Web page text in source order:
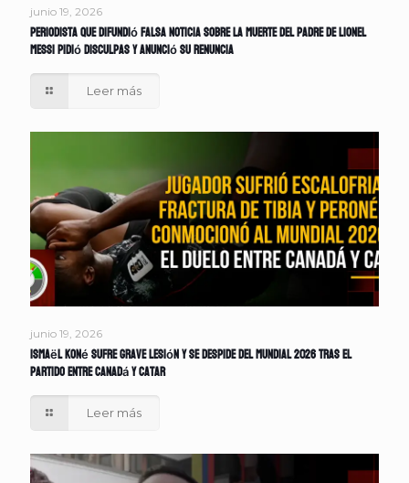
junio 19, 2026
Periodista que difundió falsa noticia sobre la muerte del padre de Lionel
Messi pidió disculpas y anunció su renuncia
Leer más
junio 19, 2026
Ismaël Koné sufre grave lesión y se despide del Mundial 2026 tras el
partido entre Canadá y Catar
Leer más